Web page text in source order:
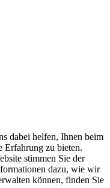
dabei helfen, Ihnen beim
Erfahrung zu bieten.
stimmen Sie der
dazu, wie wir
können, finden Sie